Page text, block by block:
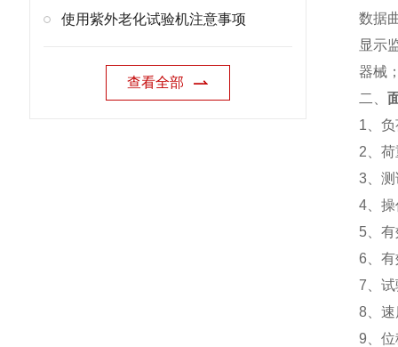
使用紫外老化试验机注意事项
查看全部
数据
显示
器械
二、
1、
2、
3、
4、
5、
6、
7、
8、
9、